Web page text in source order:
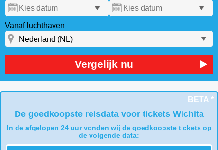
Vanaf luchthaven
Vergelijk nu
BETA *
De goedkoopste reisdata voor tickets Wichita
In de afgelopen 24 uur vonden wij de goedkoopste tickets op
de volgende data: